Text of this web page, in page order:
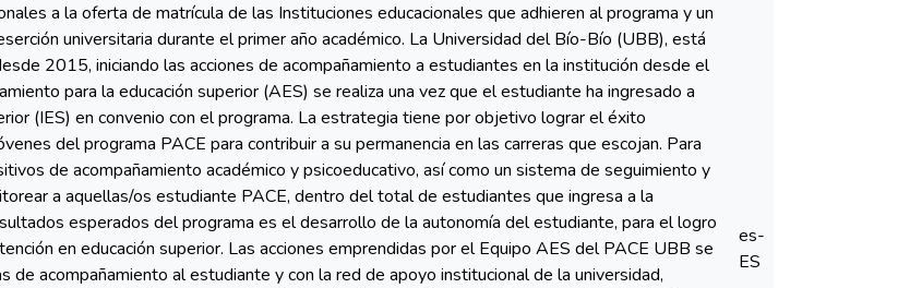
a la oferta de matrícula de las Instituciones educacionales que adhieren al programa y un
universitaria durante el primer año académico. La Universidad del Bío-Bío (UBB), está
2015, iniciando las acciones de acompañamiento a estudiantes en la institución desde el
para la educación superior (AES) se realiza una vez que el estudiante ha ingresado a
(IES) en convenio con el programa. La estrategia tiene por objetivo lograr el éxito
del programa PACE para contribuir a su permanencia en las carreras que escojan. Para
de acompañamiento académico y psicoeducativo, así como un sistema de seguimiento y
a aquellas/os estudiante PACE, dentro del total de estudiantes que ingresa a la
esperados del programa es el desarrollo de la autonomía del estudiante, para el logro
en educación superior. Las acciones emprendidas por el Equipo AES del PACE UBB se
de acompañamiento al estudiante y con la red de apoyo institucional de la universidad,
es-
ES